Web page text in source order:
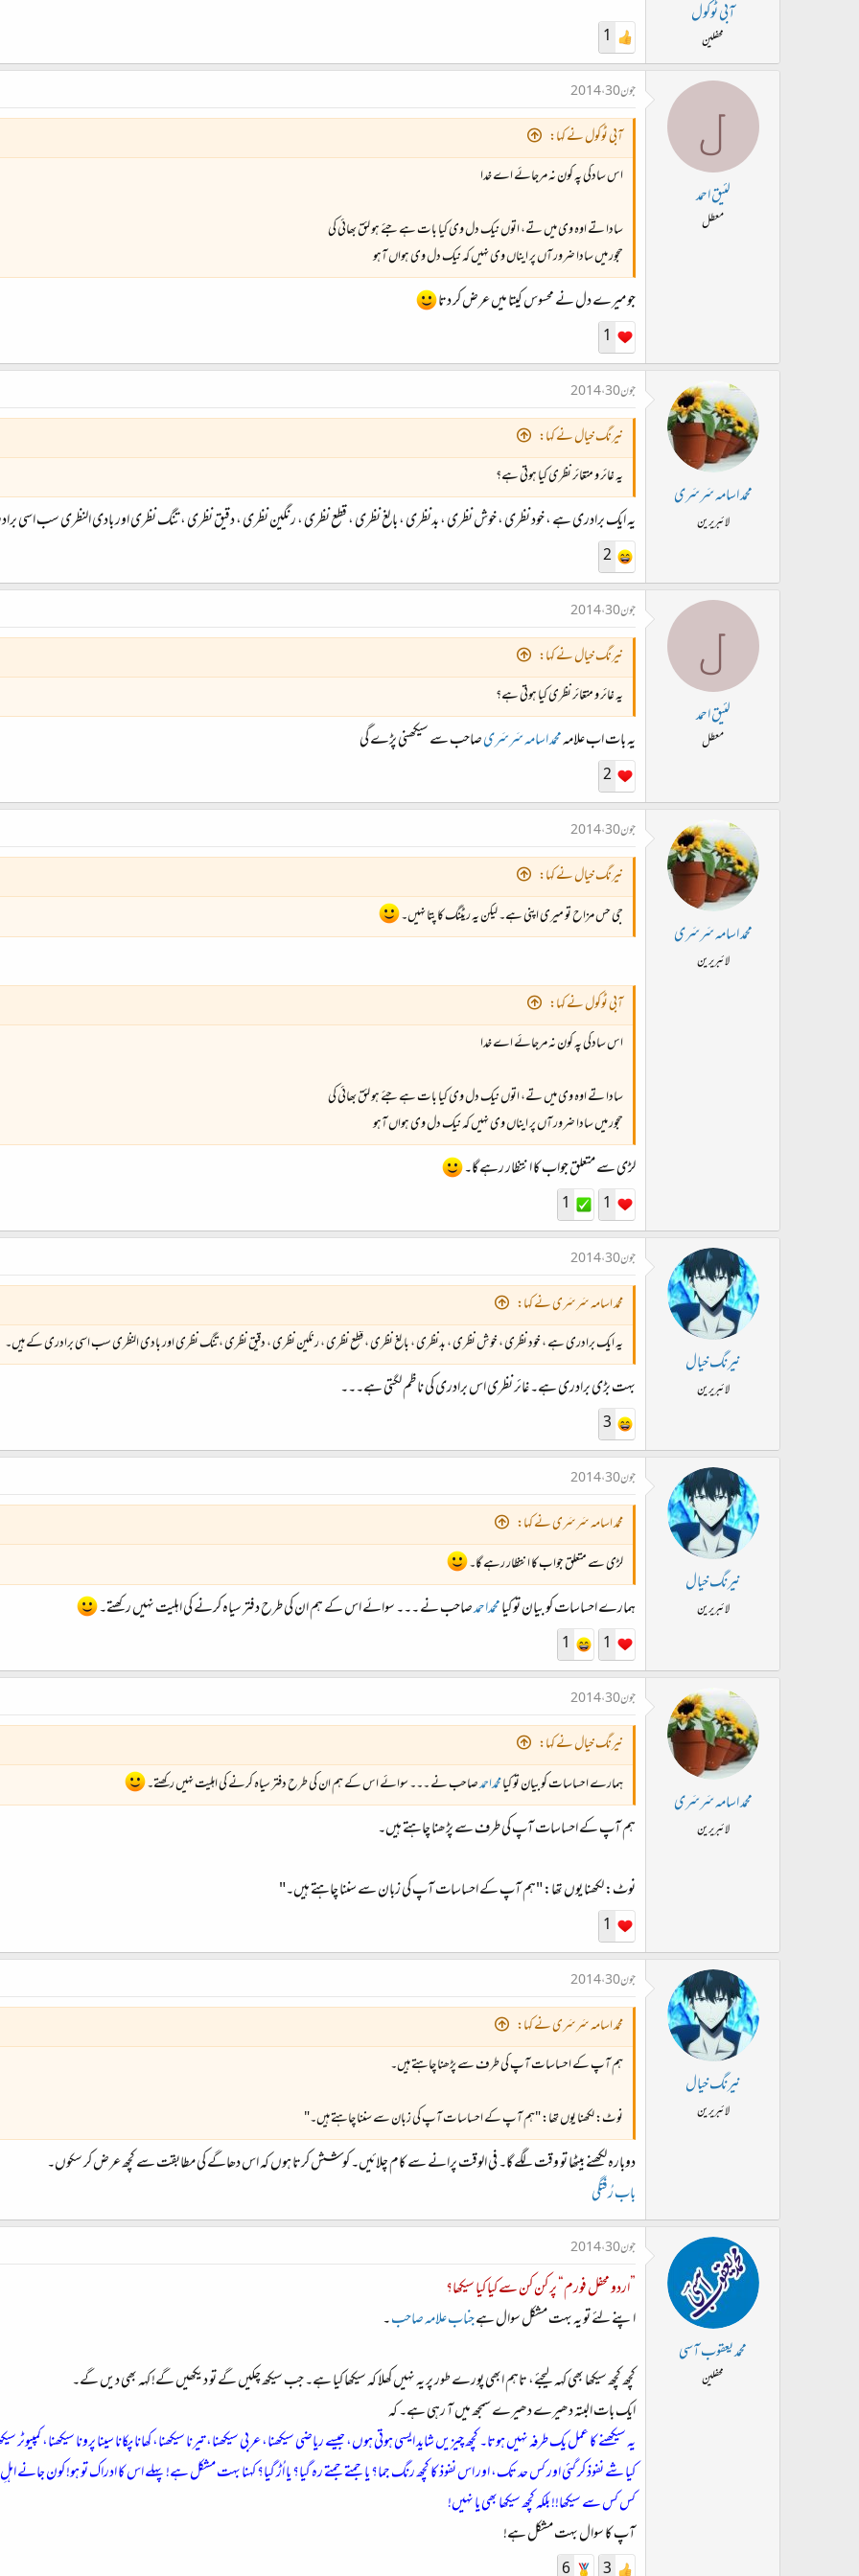
ا
آبی ٹوکول
محفلین 1
ل
لئیق احمد
معطل
جون 30، 2014
آبی ٹوکول نے کہا:
اس سادگی پہ کون نہ مرجائے اے خدا
سادا تے اوہ وی میں تے، اتوں نیک دل وی کیا بات ہے جئے ہو لئق بھائی کی
حجور میں سادا ضرور آں پر ایناں وی نہیں کہ نیک دل وی ہواں آہو
جو میرے دل نے محسوس کیتا میں عرض کر دتا
1
محمد اسامہ سَرسَری
لائبریرین
جون 30، 2014
نیرنگ خیال نے کہا:
یہ غائر و متغائر نظری کیا ہوتی ہے؟
یہ ایک برادری ہے ، خود نظری ، خوش نظری ، بدنظری ، بالغ نظری ، قطع نظری ، رنگین نظری ، دقیق نظری ، تنگ نظری اور بادی النظری سب اسی
2
ل
لئیق احمد
معطل
جون 30، 2014
نیرنگ خیال نے کہا:
یہ غائر و متغائر نظری کیا ہوتی ہے؟
یہ بات اب علامہمحمد اسامہ سَرسَریصاحب سے سیکھنی پڑے گی
2
محمد اسامہ سَرسَری
لائبریرین
جون 30، 2014
نیرنگ خیال نے کہا:
جی حس مزاح تو میری اپنی ہے۔ لیکن یہ ریٹنگ کا پتا نہیں۔
آبی ٹوکول نے کہا:
اس سادگی پہ کون نہ مرجائے اے خدا
سادا تے اوہ وی میں تے، اتوں نیک دل وی کیا بات ہے جئے ہو لئق بھائی کی
حجور میں سادا ضرور آں پر ایناں وی نہیں کہ نیک دل وی ہواں آہو
لڑی سے متعلق جواب کا انتظار رہے گا۔
1
1
نیرنگ خیال
لائبریرین
جون 30، 2014
محمد اسامہ سَرسَری نے کہا:
یہ ایک برادری ہے ، خود نظری ، خوش نظری ، بدنظری ، بالغ نظری ، قطع نظری ، رنگین نظری ، دقیق نظری ، تنگ نظری اور بادی النظری سب اسی برادری کے ہیں۔
بہت بڑی برادری ہے۔ غائر نظری اس برادری کی ناظم لگتی ہے۔۔۔
3
نیرنگ خیال
لائبریرین
جون 30، 2014
محمد اسامہ سَرسَری نے کہا:
لڑی سے متعلق جواب کا انتظار رہے گا۔
ہمارے احساسات کو بیان تو کیامحمداحمدصاحب نے ۔۔۔ سوائے اس کے ہم ان کی طرح دفتر سیاہ کرنے کی اہلیت نہیں رکھتے۔
1
1
محمد اسامہ سَرسَری
لائبریرین
جون 30، 2014
نیرنگ خیال نے کہا:
ہمارے احساسات کو بیان تو کیامحمداحمدصاحب نے ۔۔۔ سوائے اس کے ہم ان کی طرح دفتر سیاہ کرنے کی اہلیت نہیں رکھتے۔
ہم آپ کے احساسات آپ کی طرف سے پڑھنا چاہتے ہیں۔
نوٹ: لکھنا یوں تھا: "ہم آپ کے احساسات آپ کی زبان سے سننا چاہتے ہیں۔"
1
نیرنگ خیال
لائبریرین
جون 30، 2014
محمد اسامہ سَرسَری نے کہا:
ہم آپ کے احساسات آپ کی طرف سے پڑھنا چاہتے ہیں۔
نوٹ: لکھنا یوں تھا: "ہم آپ کے احساسات آپ کی زبان سے سننا چاہتے ہیں۔"
دوبارہ لکھنے بیٹھا تو وقت لگے گا۔ فی الوقت پرانے سے کام چلائیں۔ کوشش کرتا ہوں کہ اس دھاگے کی مطابقت سے کچھ عرض کر سکوں۔
باب رُفتگی
محمد یعقوب آسی
محفلین
جون 30، 2014
”اردو محفل فورم“ پر کن کن سے کیا کیا سیکھا؟
اپنے لئے تو یہ بہت مشکل سوال ہےجناب علامہ صاحب۔
کچھ کچھ سیکھا بھی کہہ لیجئے، تاہم ابھی پورے طور پر یہ نہیں کھلا کہ سیکھا کیا ہے۔ جب سیکھ چکیں گے تو دیکھیں گے! کہہ بھی دیں گے۔
ایک بات البتہ دھیرے دھیرے سمجھ میں آ رہی ہے۔ کہ
یہ سیکھنے کا عمل یک طرفہ نہیں ہوتا۔ کچھ چیزیں شاید ایسی ہوتی ہوں، جیسے ریاضی سیکھنا، عربی سیکھنا، تیرنا سیکھنا، کھانا پکانا سینا پرونا سیکھنا،
کیا شے نفوذ کر گئی اور کس حد تک، اور اس نفوذ کا کچھ رنگ جما؟ یا جمتے جمتے رہ گیا؟ یا اُڑ گیا؟ کہنا بہت مشکل ہے! پہلے اس کا ادراک تو ہو! کون جانے
کس کس سے سیکھا!! بلکہ کچھ سیکھا بھی یا نہیں!
آپ کا سوال بہت مشکل ہے!
3
6